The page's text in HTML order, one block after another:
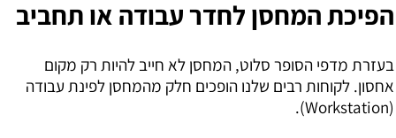
הפיכת המחסן לחדר עבודה או תחביב
בעזרת מדפי הסופר סלוט, המחסן לא חייב להיות רק מקום
אחסון. לקוחות רבים שלנו הופכים חלק מהמחסן לפינת עבודה
(Workstation).